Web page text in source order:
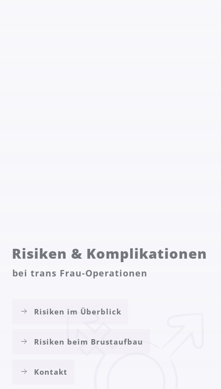
Risiken & Komplikationen
bei trans Frau-Operationen
Risiken im Überblick
Risiken beim Brustaufbau
Kontakt